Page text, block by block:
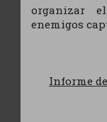
organizar
enemigos
Informe